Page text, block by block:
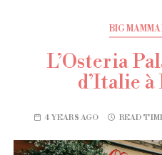
BIG
L’Osteria
d’Italie à
4 YEARS AGO READ